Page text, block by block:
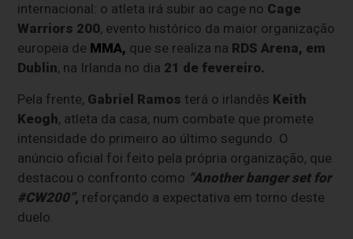
internacional: o atleta irá subir ao cage no Cage
Warriors 200, evento histórico da maior organização
europeia de MMA, que se realiza na RDS Arena, em
Dublin, na Irlanda no dia 21 de fevereiro.
Pela frente, Gabriel Ramos terá o irlandês Keith
Keogh, atleta da casa, num combate que promete
intensidade do primeiro ao último segundo. O
anúncio oficial foi feito pela própria organização, que
destacou o confronto como “Another banger set for
#CW200”, reforçando a expectativa em torno deste
duelo.